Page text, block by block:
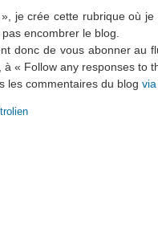
je crée cette rubrique où
encombrer le blog.
donc de vous abonner au
« Follow any responses to
les commentaires du blog